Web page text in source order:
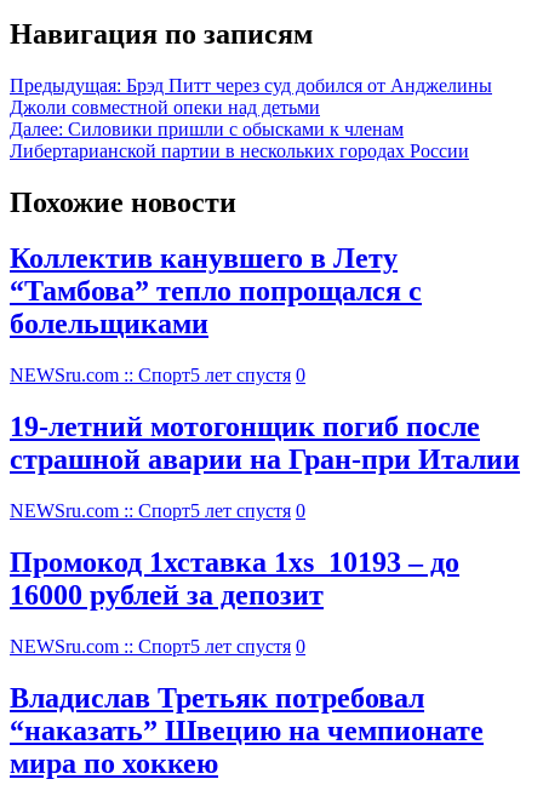
Навигация по записям
Предыдущая: Брэд Питт через суд добился от Анджелины
Джоли совместной опеки над детьми
Далее: Силовики пришли с обысками к членам
Либертарианской партии в нескольких городах России
Похожие новости
Коллектив канувшего в Лету
“Тамбова” тепло попрощался с
болельщиками
NEWSru.com :: Спорт5 лет спустя 0
19-летний мотогонщик погиб после
страшной аварии на Гран-при Италии
NEWSru.com :: Спорт5 лет спустя 0
Промокод 1хставка 1xs_10193 – до
16000 рублей за депозит
NEWSru.com :: Спорт5 лет спустя 0
Владислав Третьяк потребовал
“наказать” Швецию на чемпионате
мира по хоккею